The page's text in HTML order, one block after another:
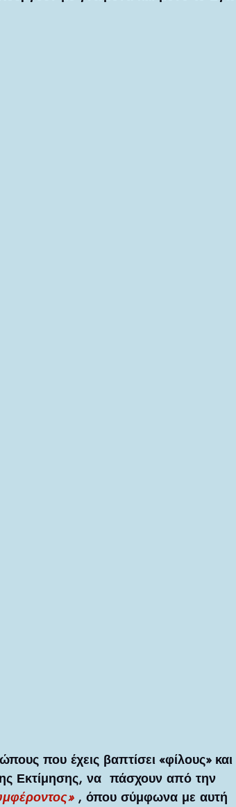
που έχεις βαπτίσει «φίλους» και
Εκτίμησης, να  πάσχουν από την
, όπου σύμφωνα με αυτή